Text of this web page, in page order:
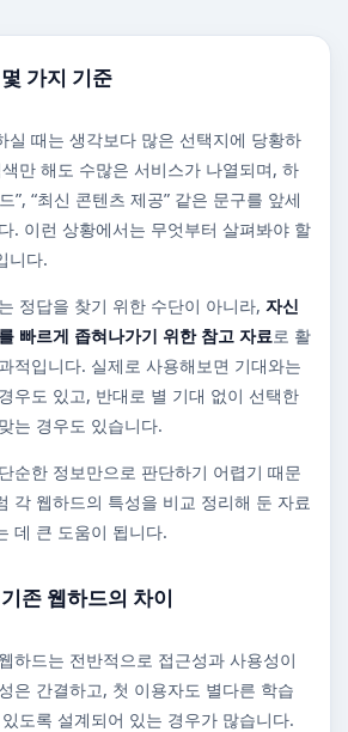
가지 기준
실 때는 생각보다 많은 선택지에 당황하
만 해도 수많은 서비스가 나열되며, 하
”, “최신 콘텐츠 제공” 같은 문구를 앞세
. 이런 상황에서는 무엇부터 살펴봐야 할
니다.
정답을 찾기 위한 수단이 아니라, 자신
빠르게 좁혀나가기 위한 참고 자료로 활
적입니다. 실제로 사용해보면 기대와는
우도 있고, 반대로 별 기대 없이 선택한
는 경우도 있습니다.
순한 정보만으로 판단하기 어렵기 때문
각 웹하드의 특성을 비교 정리해 둔 자료
데 큰 도움이 됩니다.
존 웹하드의 차이
하드는 전반적으로 접근성과 사용성이
은 간결하고, 첫 이용자도 별다른 학습
도록 설계되어 있는 경우가 많습니다.